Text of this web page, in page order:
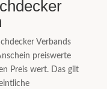
Verbands
preiswerte
Preis wert. Das gilt